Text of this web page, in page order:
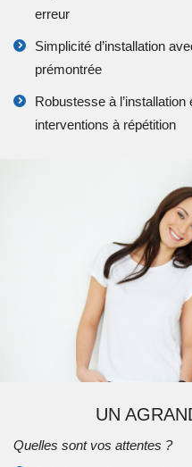
erreur
Simplicité d’installation
prémontrée
Robustesse à l’installation
interventions à répétition
UN
Quelles sont vos attentes ?